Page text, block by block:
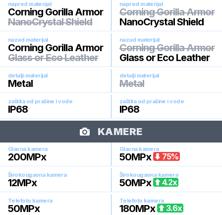
napred materijal
Corning Gorilla Armor
NanoCrystal Shield
napred materijal
Corning Gorilla Armor
NanoCrystal Shield
nazad materijal
Corning Gorilla Armor
Glass or Eco Leather
nazad materijal
Corning Gorilla Armor
Glass or Eco Leather
detalji materijal
Metal
detalji materijal
Metal
zaštita od prašine i vode
IP68
zaštita od prašine i vode
IP68
KAMERE
Glavna kamera
200MPx
Glavna kamera
50MPx 75%
Širokougaona kamera
12MPx
Širokougaona kamera
50MPx 4.2x
Telefoto kamera
50MPx
Telefoto kamera
180MPx 3.6x